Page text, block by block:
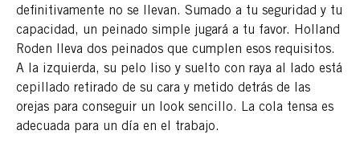
definitivamente no se llevan. Sumado a tu seguridad y tu
capacidad, un peinado simple jugará a tu favor. Holland
Roden lleva dos peinados que cumplen esos requisitos.
A la izquierda, su pelo liso y suelto con raya al lado está
cepillado retirado de su cara y metido detrás de las
orejas para conseguir un look sencillo. La cola tensa es
adecuada para un día en el trabajo.